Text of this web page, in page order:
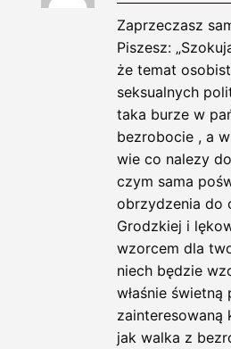
Zaprzeczasz
Piszesz:
że temat
seksualnych
taka burze w
bezrobocie , a
wie co nalezy
czym sama
obrzydzenia do
Grodzkiej i
wzorcem dla
niech będzie
właśnie
zainteresowaną
jak walka z